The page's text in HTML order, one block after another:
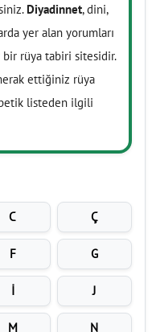
Diyadinnet, dini,
yer alan yorumları
rüya tabiri sitesidir.
ettiğiniz rüya
listeden ilgili
C Ç
F G
İ J
M N